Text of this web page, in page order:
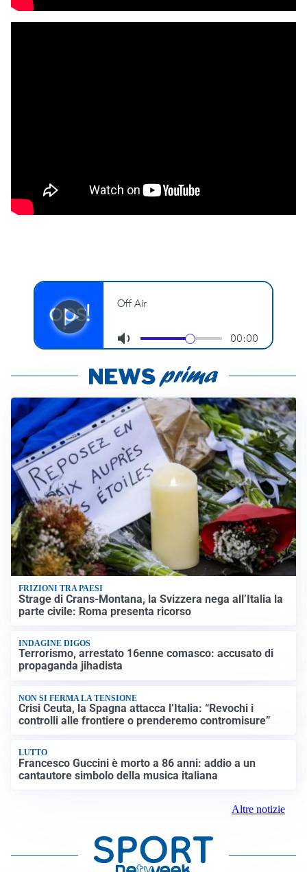
FRIZIONI TRA PAESI
Strage di Crans-Montana, la Svizzera nega all’Italia la
parte civile: Roma presenta ricorso
INDAGINE DIGOS
Terrorismo, arrestato 16enne comasco: accusato di
propaganda jihadista
NON SI FERMA LA TENSIONE
Crisi Ceuta, la Spagna attacca l’Italia: “Revochi i
controlli alle frontiere o prenderemo contromisure”
LUTTO
Francesco Guccini è morto a 86 anni: addio a un
cantautore simbolo della musica italiana
Altre notizie